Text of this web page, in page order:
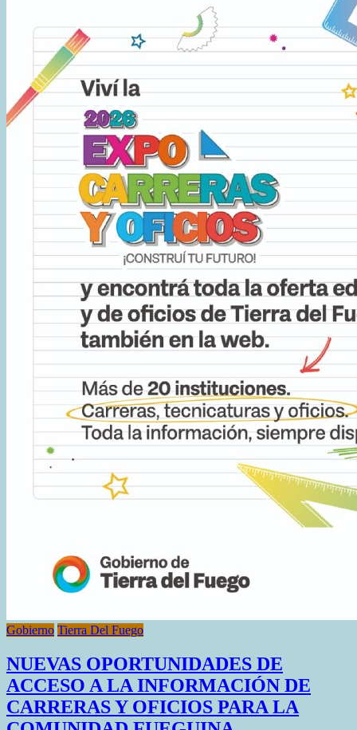
CONECTIVIDAD
CON
LA
DE
VERANO
Gobierno Tierra Del Fuego
NUEVAS OPORTUNIDADES DE
ACCESO A LA INFORMACIÓN DE
CARRERAS Y OFICIOS PARA LA